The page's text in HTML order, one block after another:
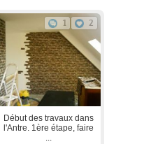
1 2
Début des travaux dans
l'Antre. 1ère étape, faire
...